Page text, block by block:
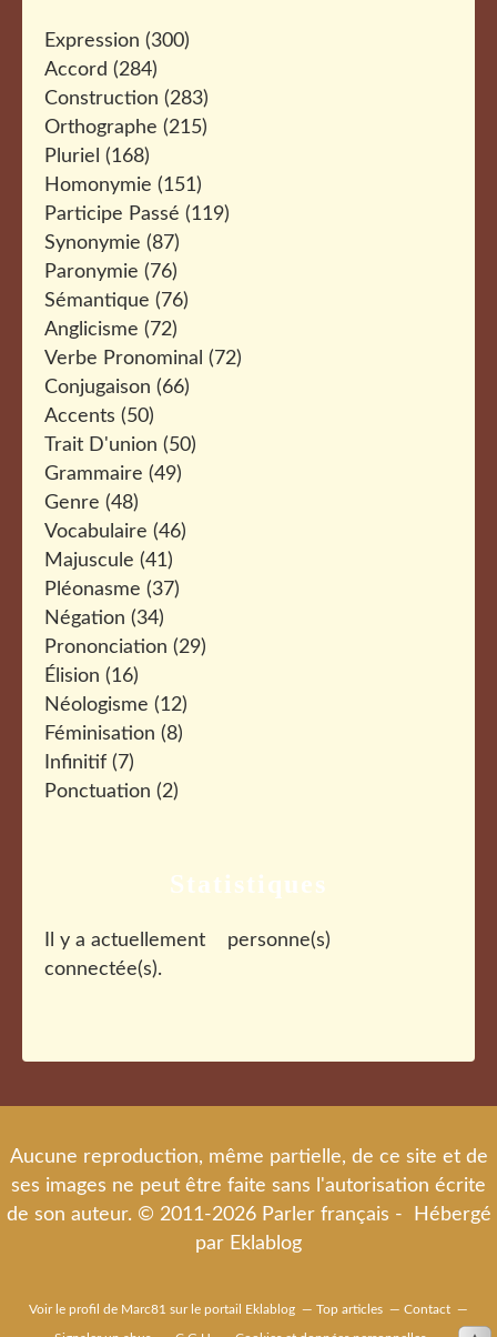
Expression (300)
Accord (284)
Construction (283)
Orthographe (215)
Pluriel (168)
Homonymie (151)
Participe Passé (119)
Synonymie (87)
Paronymie (76)
Sémantique (76)
Anglicisme (72)
Verbe Pronominal (72)
Conjugaison (66)
Accents (50)
Trait D'union (50)
Grammaire (49)
Genre (48)
Vocabulaire (46)
Majuscule (41)
Pléonasme (37)
Négation (34)
Prononciation (29)
Élision (16)
Néologisme (12)
Féminisation (8)
Infinitif (7)
Ponctuation (2)
Statistiques
Il y a actuellement
personne(s)
connectée(s).
Aucune reproduction, même partielle, de ce site et de
ses images ne peut être faite sans l'autorisation écrite
de son auteur. © 2011-2026 Parler français - Hébergé
par Eklablog
Voir le profil de Marc81 sur le portail Eklablog Top articles Contact